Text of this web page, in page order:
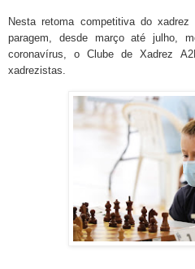
Nesta retoma competitiva do
paragem, desde março até julho,
coronavírus, o Clube de Xadrez
xadrezistas.